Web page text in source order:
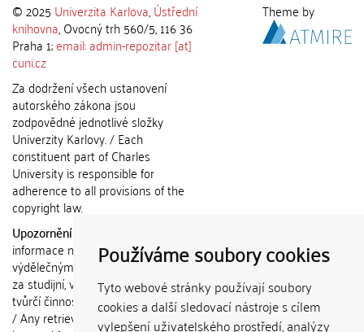
Používáme soubory cookies
Tyto webové stránky používají soubory
cookies a další sledovací nástroje s cílem
vylepšení uživatelského prostředí, analýzy
© 2025 Univerzita Karlova,Ústřední
knihovna, Ovocný trh 560/5, 116 36
Praha 1;email: admin-repozitar [at]
cuni.cz
Za dodržení všech ustanovení
autorského zákona jsou
zodpovědné jednotlivé složky
Univerzity Karlovy. / Each
constituent part of Charles
University is responsible for
adherence to all provisions of the
copyright law.
Upozornění / Notice:
informace nemohou být použity k
výdělečným účelům nebo vydávány
za studijní, vědeckou nebo jinou
tvůrčí činnost jiné osoby než autora.
/ Any retrieved information shall not
Theme by